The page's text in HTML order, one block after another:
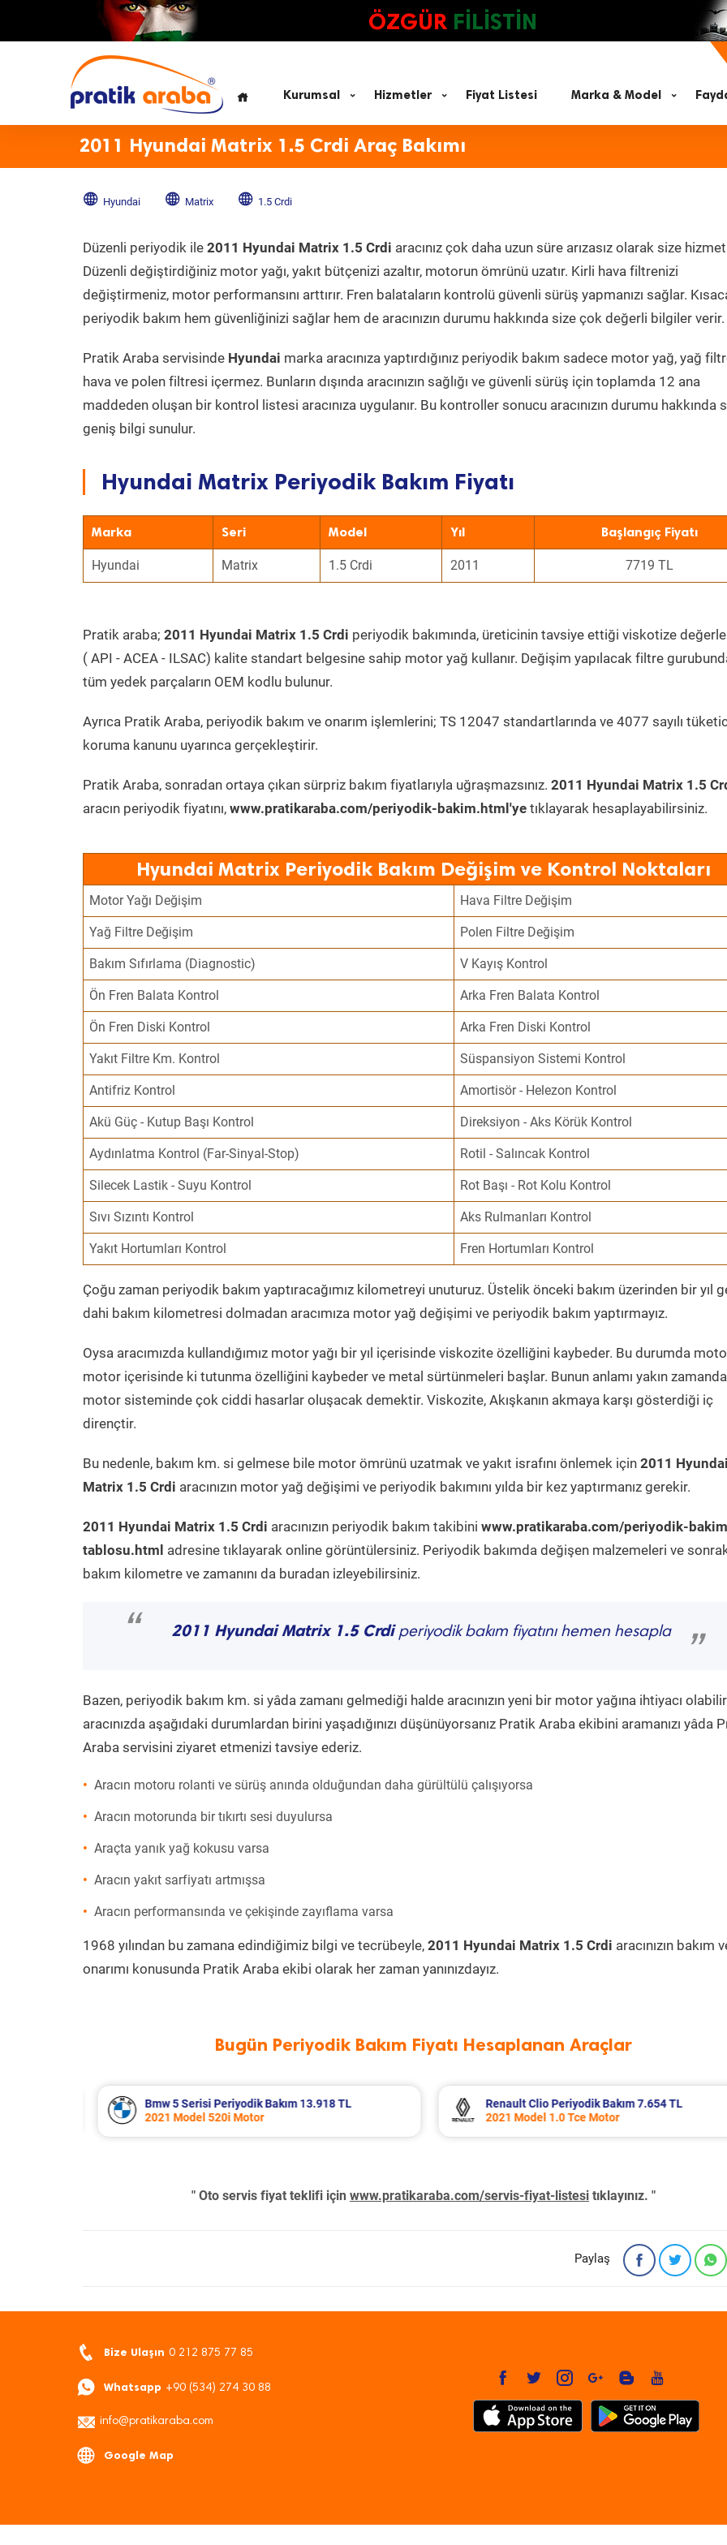
ÖZGÜR FİLİSTİN
Kurumsal Hizmetler Fiyat Listesi Marka & Model
2011 Hyundai Matrix 1.5 Crdi Araç Bakımı
Hyundai Matrix 1.5 Crdi
Düzenli periyodik ile 2011 Hyundai Matrix 1.5 Crdi aracınız çok daha uzun süre arızasız olarak size
Düzenli değiştirdiğiniz motor yağı, yakıt bütçenizi azaltır, motorun ömrünü uzatır. Kirli hava filtrenizi
değiştirmeniz, motor performansını arttırır. Fren balataların kontrolü güvenli sürüş yapmanızı sağlar.
periyodik bakım hem güvenliğinizi sağlar hem de aracınızın durumu hakkında size çok değerli bilgiler verir.
Pratik Araba servisinde Hyundai marka aracınıza yaptırdığınız periyodik bakım sadece motor yağ, yağ
hava ve polen filtresi içermez. Bunların dışında aracınızın sağlığı ve güvenli sürüş için toplamda 12 ana
maddeden oluşan bir kontrol listesi aracınıza uygulanır. Bu kontroller sonucu aracınızın durumu hakkında
geniş bilgi sunulur.
Hyundai Matrix Periyodik Bakım Fiyatı
Marka Seri Model Yıl Başlangıç Fiyatı
Hyundai Matrix 1.5 Crdi 2011 7719 TL
Pratik araba; 2011 Hyundai Matrix 1.5 Crdi periyodik bakımında, üreticinin tavsiye ettiği viskotize
( API - ACEA - ILSAC) kalite standart belgesine sahip motor yağ kullanır. Değişim yapılacak filtre
tüm yedek parçaların OEM kodlu bulunur.
Ayrıca Pratik Araba, periyodik bakım ve onarım işlemlerini; TS 12047 standartlarında ve 4077 sayılı
koruma kanunu uyarınca gerçekleştirir.
Pratik Araba, sonradan ortaya çıkan sürpriz bakım fiyatlarıyla uğraşmazsınız. 2011 Hyundai Matrix 1.5
aracın periyodik fiyatını, www.pratikaraba.com/periyodik-bakim.html'ye tıklayarak hesaplayabilirsiniz.
Hyundai Matrix Periyodik Bakım Değişim ve Kontrol Noktaları
Motor Yağı Değişim Hava Filtre Değişim
Yağ Filtre Değişim Polen Filtre Değişim
Bakım Sıfırlama (Diagnostic) V Kayış Kontrol
Ön Fren Balata Kontrol Arka Fren Balata Kontrol
Ön Fren Diski Kontrol Arka Fren Diski Kontrol
Yakıt Filtre Km. Kontrol Süspansiyon Sistemi Kontrol
Antifriz Kontrol Amortisör - Helezon Kontrol
Akü Güç - Kutup Başı Kontrol Direksiyon - Aks Körük Kontrol
Aydınlatma Kontrol (Far-Sinyal-Stop) Rotil - Salıncak Kontrol
Silecek Lastik - Suyu Kontrol Rot Başı - Rot Kolu Kontrol
Sıvı Sızıntı Kontrol Aks Rulmanları Kontrol
Yakıt Hortumları Kontrol Fren Hortumları Kontrol
Çoğu zaman periyodik bakım yaptıracağımız kilometreyi unuturuz. Üstelik önceki bakım üzerinden bir yıl
dahi bakım kilometresi dolmadan aracımıza motor yağ değişimi ve periyodik bakım yaptırmayız.
Oysa aracımızda kullandığımız motor yağı bir yıl içerisinde viskozite özelliğini kaybeder. Bu durumda
motor içerisinde ki tutunma özelliğini kaybeder ve metal sürtünmeleri başlar. Bunun anlamı yakın zamanda
motor sisteminde çok ciddi hasarlar oluşacak demektir. Viskozite, Akışkanın akmaya karşı gösterdiği iç
dirençtir.
Bu nedenle, bakım km. si gelmese bile motor ömrünü uzatmak ve yakıt israfını önlemek için 2011 Hyundai
Matrix 1.5 Crdi aracınızın motor yağ değişimi ve periyodik bakımını yılda bir kez yaptırmanız gerekir.
2011 Hyundai Matrix 1.5 Crdi aracınızın periyodik bakım takibini www.pratikaraba.com/periyodik-
tablosu.html adresine tıklayarak online görüntülersiniz. Periyodik bakımda değişen malzemeleri ve
bakım kilometre ve zamanını da buradan izleyebilirsiniz.
“ 2011 Hyundai Matrix 1.5 Crdiperiyodik bakım fiyatını hemen hesapla
”
Bazen, periyodik bakım km. si yâda zamanı gelmediği halde aracınızın yeni bir motor yağına ihtiyacı
aracınızda aşağıdaki durumlardan birini yaşadığınızı düşünüyorsanız Pratik Araba ekibini aramanızı yâda
Araba servisini ziyaret etmenizi tavsiye ederiz.
Aracın motoru rolanti ve sürüş anında olduğundan daha gürültülü çalışıyorsa
Aracın motorunda bir tıkırtı sesi duyulursa
Araçta yanık yağ kokusu varsa
Aracın yakıt sarfiyatı artmışsa
Aracın performansında ve çekişinde zayıflama varsa
1968 yılından bu zamana edindiğimiz bilgi ve tecrübeyle, 2011 Hyundai Matrix 1.5 Crdi aracınızın bakım
onarımı konusunda Pratik Araba ekibi olarak her zaman yanınızdayız.
Bugün Periyodik Bakım Fiyatı Hesaplanan Araçlar
Renault Clio Periyodik Bakım 7.654 TL
2021 Model 1.0 Tce Motor
Mitsubishi L300 Periyodik Bakım 6.726 TL
2003 Model 2.5 Motor
" Oto servis fiyat teklifi için www.pratikaraba.com/servis-fiyat-listesi tıklayınız. "
Paylaş
Bize Ulaşın 0 212 875 77 85
Whatsapp +90 (534) 274 30 88
info@pratikaraba.com
Google Map